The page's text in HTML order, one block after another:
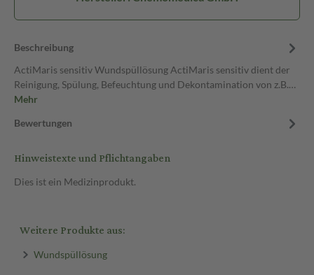
Beschreibung
ActiMaris sensitiv Wundspüllösung ActiMaris sensitiv dient der
Reinigung, Spülung, Befeuchtung und Dekontamination von z.B.…
Mehr
Bewertungen
Hinweistexte und Pflichtangaben
Dies ist ein Medizinprodukt.
Weitere Produkte aus:
Wundspüllösung